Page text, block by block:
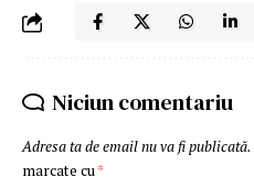
Niciun comentariu
Adresa ta de email nu va fi publicată.
marcate cu*